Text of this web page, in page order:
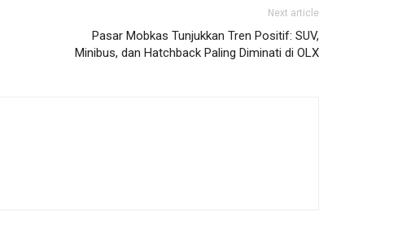
Next article
Pasar Mobkas Tunjukkan Tren Positif: SUV,
Minibus, dan Hatchback Paling Diminati di OLX